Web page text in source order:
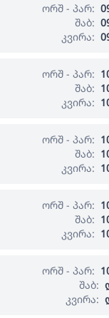
ორშ - პარ:
შაბ:
კვირა:
ორშ - პარ:
შაბ:
კვირა:
ორშ - პარ:
შაბ:
კვირა:
ორშ - პარ:
შაბ:
კვირა:
ორშ - პარ:
შაბ:
კვირა: